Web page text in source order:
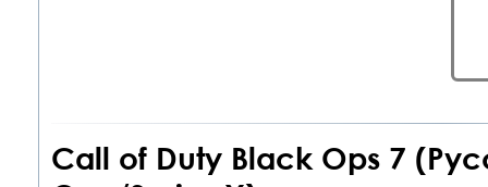
Call of Duty Black Ops 7